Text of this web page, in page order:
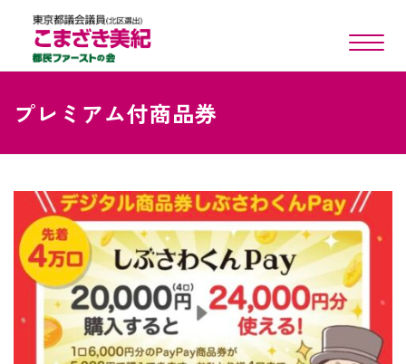
toggle
プレミアム付商品券